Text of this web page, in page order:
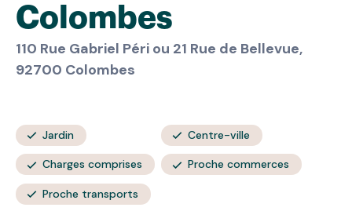
Colombes
110 Rue Gabriel Péri ou 21 Rue de Bellevue,
92700 Colombes
Jardin Centre-ville
Charges comprises Proche commerces
Proche transports